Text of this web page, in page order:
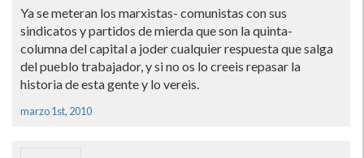
Ya se meteran los marxistas- comunistas con sus
sindicatos y partidos de mierda que son la quinta-
columna del capital a joder cualquier respuesta que salga
del pueblo trabajador, y si no os lo creeis repasar la
historia de esta gente y lo vereis.
marzo 1st, 2010